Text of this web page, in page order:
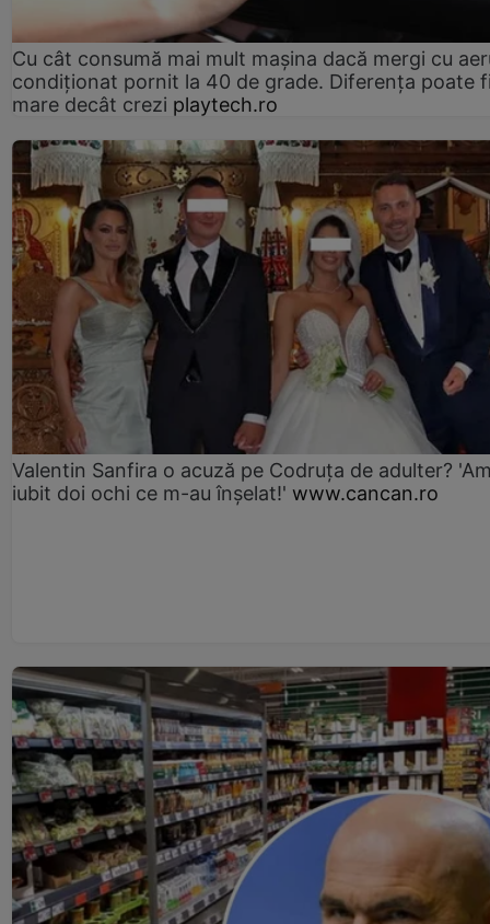
Cu cât consumă mai mult mașina dacă mergi cu
condiționat pornit la 40 de grade. Diferența poate
mare decât crezi playtech.ro
Valentin Sanfira o acuză pe Codruța de adulter?
iubit doi ochi ce m-au înșelat!' www.cancan.ro